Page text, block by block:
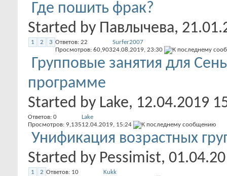
Где пошить фрак?
Started by Павлычева,
1 2 3 Ответов: 22
Просмотров: 60,903
Surfer2007
24.08.2019, 23:30
Групповые занятия для
программе
Started by Lake, 12.04.2019
Ответов: 0
Просмотров: 9,135
Lake
12.04.2019, 15:24
Унификация возрастных
Started by Pessimist,
1 2 Ответов: 10
Kukk